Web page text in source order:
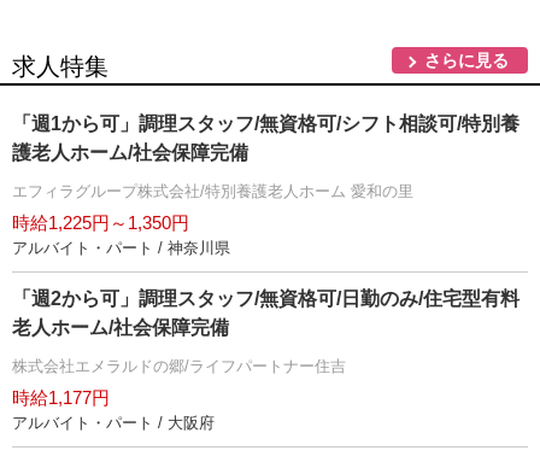
求人特集 さらに見る
「週1から可」調理スタッフ/無資格可/シフト相談可/特別養
護老人ホーム/社会保障完備
エフィラグループ株式会社/特別養護老人ホーム 愛和の里
時給1,225円～1,350円
アルバイト・パート / 神奈川県
「週2から可」調理スタッフ/無資格可/日勤のみ/住宅型有料
老人ホーム/社会保障完備
株式会社エメラルドの郷/ライフパートナー住吉
時給1,177円
アルバイト・パート / 大阪府